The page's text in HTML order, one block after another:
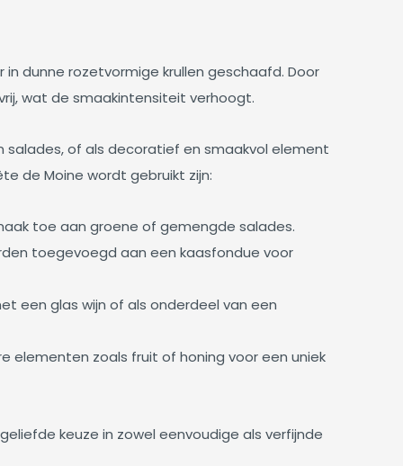
dunne rozetvormige krullen geschaafd. Door
wat de smaakintensiteit verhoogt.
salades, of als decoratief en smaakvol element
de Moine wordt gebruikt zijn:
toe aan groene of gemengde salades.
toegevoegd aan een kaasfondue voor
een glas wijn of als onderdeel van een
elementen zoals fruit of honing voor een uniek
keuze in zowel eenvoudige als verfijnde